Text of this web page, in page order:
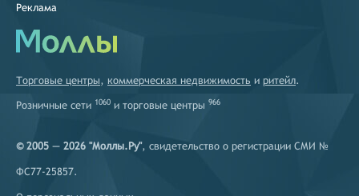
Реклама
Торговые центры, коммерческая недвижимость и ритейл.
Розничные сети 1060 и торговые центры 966
© 2005 — 2026 "Моллы.Ру", свидетельство о регистрации СМИ №
ФС77-25857.